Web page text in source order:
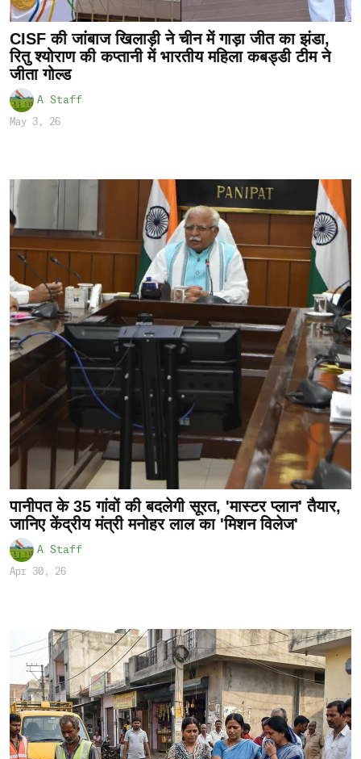
CISF की जांबाज खिलाड़ी ने चीन में गाड़ा जीत का झंडा,
रितु श्योराण की कप्तानी में भारतीय महिला कबड्डी टीम ने
जीता गोल्ड
A Staff
May 3, 26
पानीपत के 35 गांवों की बदलेगी सूरत, 'मास्टर प्लान' तैयार,
जानिए केंद्रीय मंत्री मनोहर लाल का 'मिशन विलेज'
A Staff
Apr 30, 26